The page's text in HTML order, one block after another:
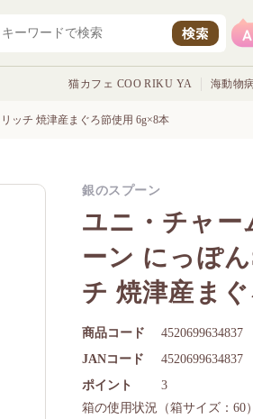
検索
猫カフェ COO RIKU YA 海動物
ッチ 焼津産まぐろ節使用 6g×8本
ユニ・チャー
ーン にっぽ
チ 焼津産ま
商品コード 4520699634837
ポイント 3
JANコード 4520699634837
箱の使用状況 （箱サイズ：60）
銀のスプーン